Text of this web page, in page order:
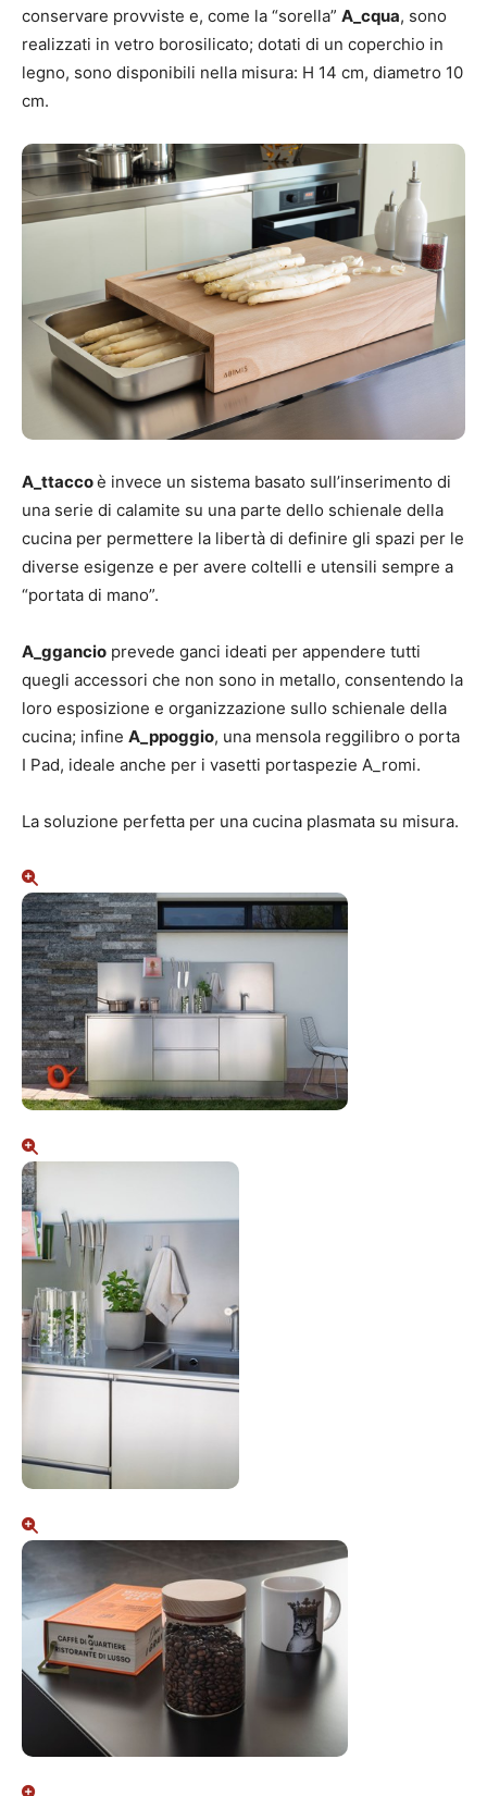
conservare provviste e, come la “sorella” A_cqua, sono
realizzati in vetro borosilicato; dotati di un coperchio in
legno, sono disponibili nella misura: H 14 cm, diametro 10
cm.
A_ttaccoè invece un sistema basato sull’inserimento di
una serie di calamite su una parte dello schienale della
cucina per permettere la libertà di definire gli spazi per le
diverse esigenze e per avere coltelli e utensili sempre a
“portata di mano”.
A_ggancio prevede ganci ideati per appendere tutti
quegli accessori che non sono in metallo, consentendo la
loro esposizione e organizzazione sullo schienale della
cucina; infine A_ppoggio, una mensola reggilibro o porta
I Pad, ideale anche per i vasetti portaspezie A_romi.
La soluzione perfetta per una cucina plasmata su misura.